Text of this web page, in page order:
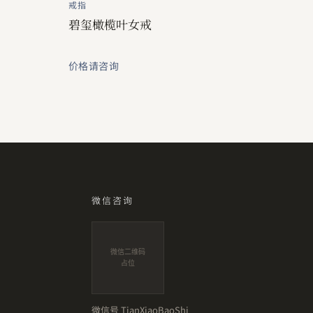
戒指
碧玺橄榄叶女戒
价格请咨询
微信咨询
微信二维码
占位
微信号 TianXiaoBaoShi